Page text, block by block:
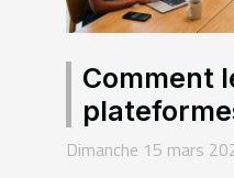
Comment
Dimanche 15 mars